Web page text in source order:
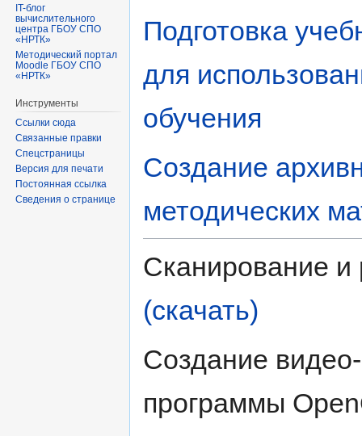
Подготовка
для
обучения
Создание
методических
Сканирование и
(скачать)
Создание
программы
IT-блог
вычислительного
центра ГБОУ СПО
«НРТК»
Методический портал
Moodle ГБОУ СПО
«НРТК»
Инструменты
Ссылки сюда
Связанные правки
Спецстраницы
Версия для печати
Постоянная ссылка
Сведения о странице